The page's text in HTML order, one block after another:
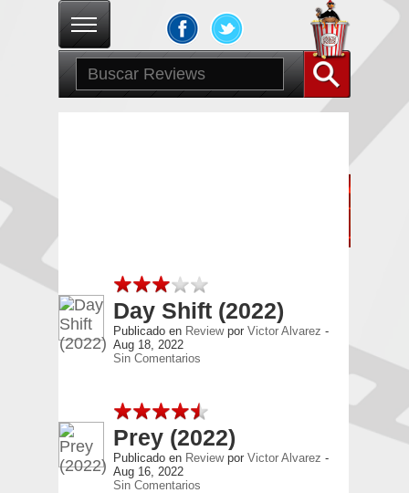
Day Shift (2022)
Publicado en Reviewpor Victor Alvarez -
Aug 18, 2022
Sin Comentarios
Prey (2022)
Publicado en Reviewpor Victor Alvarez -
Aug 16, 2022
Sin Comentarios